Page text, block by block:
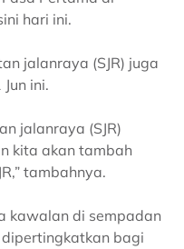
hari ini.
jalanraya (SJR) juga
ini.
jalanraya (SJR)
kita akan tambah
tambahnya.
kawalan di sempadan
bagi